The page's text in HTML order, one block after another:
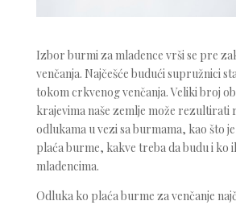
Izbor burmi za mladence vrši se pre
venčanja. Najčešće budući supružnici
tokom crkvenog venčanja. Veliki broj
krajevima naše zemlje može rezultirati
odlukama u vezi sa burmama, kao što
plaća burme, kakve treba da budu i ko
mladencima.
Odluka ko plaća burme za venčanje